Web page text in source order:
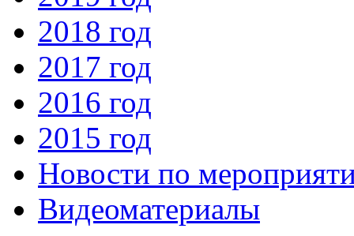
2018 год
2017 год
2016 год
2015 год
Новости по
Видеоматериалы